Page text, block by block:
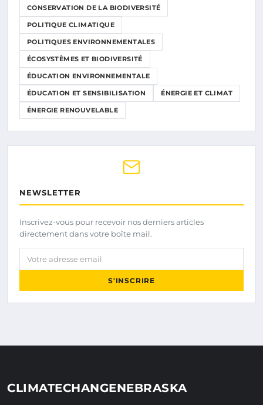
CONSERVATION DE LA BIODIVERSITÉ
POLITIQUE CLIMATIQUE
POLITIQUES ENVIRONNEMENTALES
ÉCOSYSTÈMES ET BIODIVERSITÉ
ÉDUCATION ENVIRONNEMENTALE
ÉDUCATION ET SENSIBILISATION ÉNERGIE ET CLIMAT
ÉNERGIE RENOUVELABLE
NEWSLETTER
Inscrivez-vous pour recevoir nos derniers articles
directement dans votre boîte mail.
Votre adresse email
S'INSCRIRE
CLIMATECHANGENEBRASKA